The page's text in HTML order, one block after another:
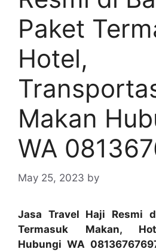
Paket
Hotel,
Makan
WA
May 25, 2023 by
Jasa Travel Haji Resmi
Termasuk Makan,
Hubungi WA